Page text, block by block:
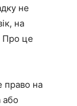
не
на
Про це
право на
або